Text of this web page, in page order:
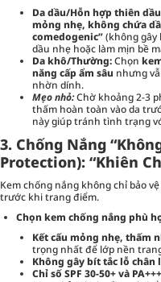
Da dầu/Hỗn hợp thiên
mỏng nhẹ, không chứa
comedogenic”(không gây
dầu nhẹ hoặc làm mịn bề
Da khô/Thường:Chọn
năng cấp ẩm sâu nhưng
nhờn dính.
Mẹo nhỏ:Chờ khoảng 2-3
thấm hoàn toàn vào da
này giúp tránh tình trạng
3. Chống Nắng
Protection): “Khiên
Kem chống nắng không chỉ bảo
trước khi trang điểm.
Chọn kem chống nắng phù
Kết cấu mỏng nhẹ, thấm
trọng nhất để lớp nền
Không gây bít tắc lỗ chân
Chỉ số SPF 30-50+ và